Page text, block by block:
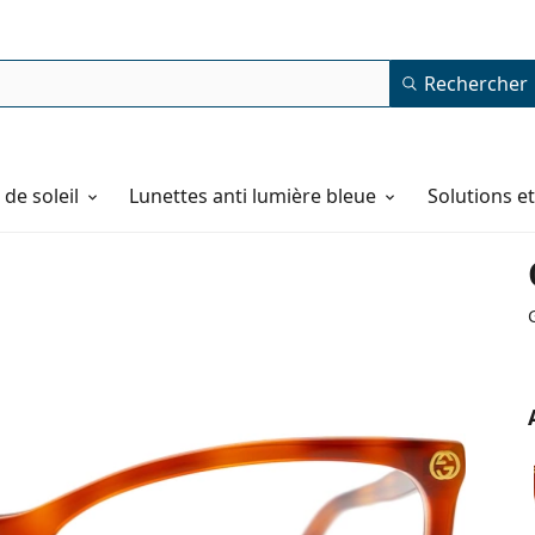
Rechercher
soleil Lunettes anti lumière bleue Solutions